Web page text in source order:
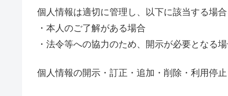
個人情報は適切に管理し、以下に該当する場
・本人のご了解がある場合
・法令等への協力のため、開示が必要となる
個人情報の開示・訂正・追加・削除・利用停止